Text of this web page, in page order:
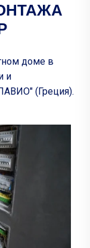
доме в
и
(Греция).